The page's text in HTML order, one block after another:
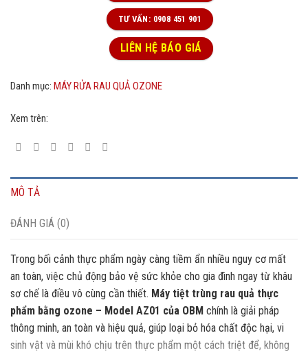
TƯ VẤN: 0908 451 901
LIÊN HỆ BÁO GIÁ
Danh mục: MÁY RỬA RAU QUẢ OZONE
Xem trên:
MÔ TẢ
ĐÁNH GIÁ (0)
Trong bối cảnh thực phẩm ngày càng tiềm ẩn nhiều nguy cơ mất
an toàn, việc chủ động bảo vệ sức khỏe cho gia đình ngay từ khâu
sơ chế là điều vô cùng cần thiết. Máy tiệt trùng rau quả thực
phẩm bằng ozone – Model AZ01 của OBM chính là giải pháp
thông minh, an toàn và hiệu quả, giúp loại bỏ hóa chất độc hại, vi
sinh vật và mùi khó chịu trên thực phẩm một cách triệt để, không